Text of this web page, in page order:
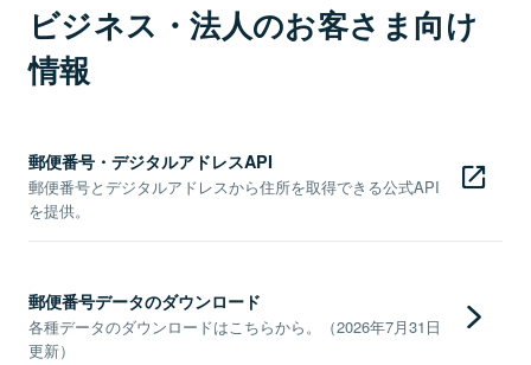
ビジネス・法人のお客さま向け
情報
郵便番号・デジタルアドレスAPI
郵便番号とデジタルアドレスから住所を取得できる公式API
を提供。
郵便番号データのダウンロード
各種データのダウンロードはこちらから。（2026年7月31日
更新）